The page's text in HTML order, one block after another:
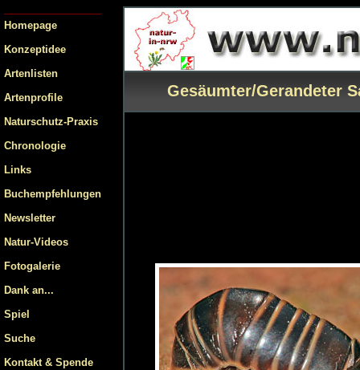
Homepage
Konzeptidee
Artenlisten
Artenprofile
Naturschutz-Praxis
Chronologie
Links
Buchempfehlungen
Newsletter
Natur-Videos
Fotogalerie
Dank an...
Spiel
Suche
Kontakt & Spende
Gesäumter/Gerandeter